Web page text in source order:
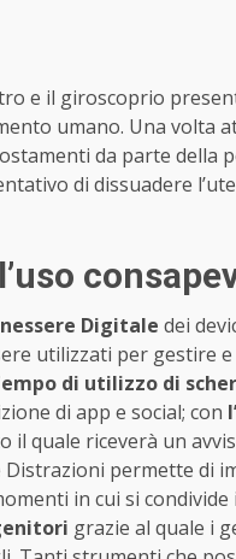
e il giroscoprio
umano. Una volta
da parte della
di dissuadere
Digitale dei
utilizzati per gestire
di utilizzo di
di app e social; con
il quale riceverà un
permette di
in cui si
grazie al quale i